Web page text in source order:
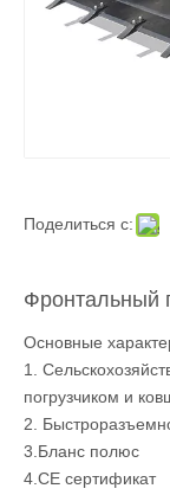
Поделиться с:
Фронтальный
Основные
1.
погрузчиком и
2.
3.Бланс полюс
4.CE сертификат